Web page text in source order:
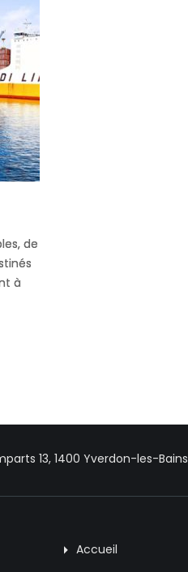
de
à
13, 1400 Yverdon-les-Bains
Accueil